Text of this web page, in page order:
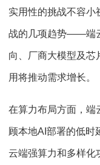
实用性的挑战不容
战的几项趋势——端
向、厂商大模型及芯
用将推动需求增长。
在算力布局方面，端
顾本地AI部署的低时
云端强算力和多样化